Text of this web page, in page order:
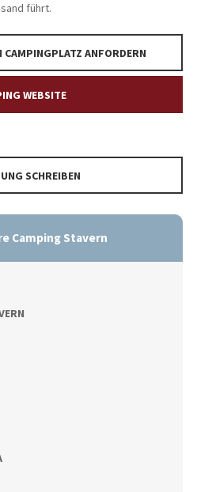
führt.
ANFORDERN
WEBSITE
SCHREIBEN
Camping Stavern